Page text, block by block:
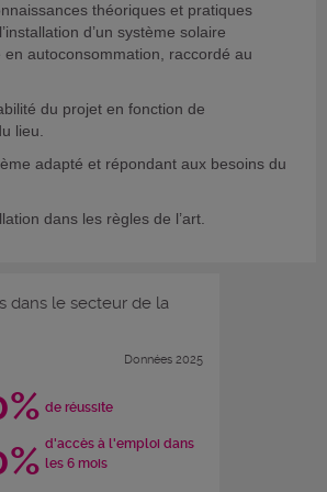
théoriques et pratiques
d’un système solaire
en autoconsommation, raccordé au
du projet en fonction de
lieu.
adapté et répondant aux besoins du
dans les règles de l’art.
dans le secteur de la
Données 2025
de réussite
d'accès à l'emploi dans
les 6 mois